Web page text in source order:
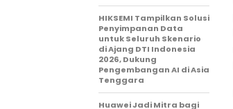
HIKSEMI Tampilkan Solusi
Penyimpanan Data
untuk Seluruh Skenario
di Ajang DTI Indonesia
2026, Dukung
Pengembangan AI di Asia
Tenggara
Huawei Jadi Mitra bagi